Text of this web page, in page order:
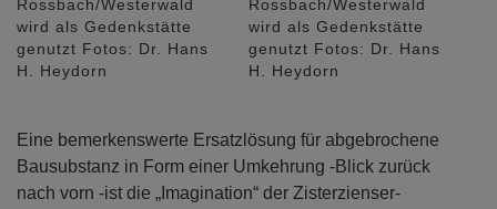
Rossbach/Westerwald
wird als Gedenkstätte
genutzt Fotos: Dr. Hans
H. Heydorn
Rossbach/Westerwald
wird als Gedenkstätte
genutzt Fotos: Dr. Hans
H. Heydorn
Eine bemerkenswerte Ersatzlösung für abgebrochene
Bausubstanz in Form einer Umkehrung -Blick zurück
nach vorn -ist die „Imagination“ der Zisterzienser-